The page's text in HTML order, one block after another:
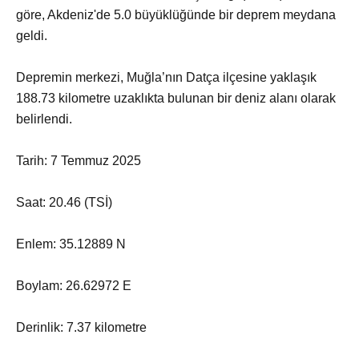
göre, Akdeniz'de 5.0 büyüklüğünde bir deprem meydana
geldi.
Depremin merkezi, Muğla’nın Datça ilçesine yaklaşık
188.73 kilometre uzaklıkta bulunan bir deniz alanı olarak
belirlendi.
Tarih: 7 Temmuz 2025
Saat: 20.46 (TSİ)
Enlem: 35.12889 N
Boylam: 26.62972 E
Derinlik: 7.37 kilometre